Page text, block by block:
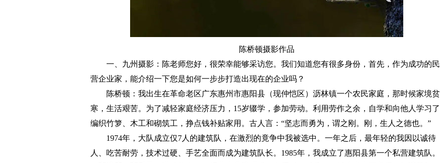
陈桥顿摄影作品
一、九州摄影：陈老师您好，很荣幸能够采访您。我们知道您有很多身份，首先，作为成功的民
营企业家，能介绍一下您是如何一步步打造出现在的企业吗？
陈桥顿：我出生在革命老区广东惠州市惠阳县（现仲恺区）沥林镇一个农民家庭，那时候家境贫
寒，生活艰苦。为了减轻家庭经济压力，15岁辍学，参加劳动。利用劳作之余，自学和向他人学习了
编织竹箩、木工和砌筑工，挣点钱补贴家用。古人言：“坚志而勇为，谓之刚。刚，生人之德也。”
1974年，大队成立仅7人的建筑队，在激烈的竟争中我被选中。一年之后，最年轻的我因以诚待
人、吃苦耐劳，技术过硬、手艺全面而成为建筑队长。1985年，我成立了惠阳县第一个私营建筑队。